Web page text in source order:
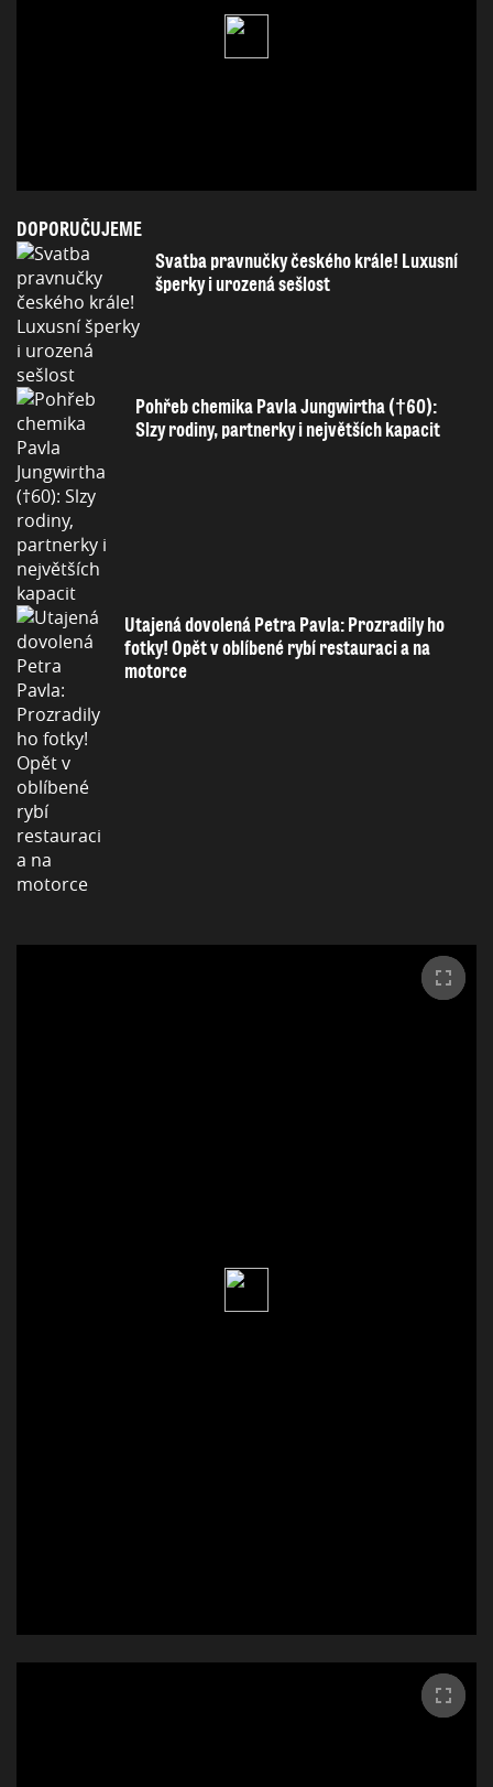
DOPORUČUJEME
Svatba pravnučky českého krále! Luxusní
šperky i urozená sešlost
Pohřeb chemika Pavla Jungwirtha (†60):
Slzy rodiny, partnerky i největších kapacit
Utajená dovolená Petra Pavla: Prozradily ho
fotky! Opět v oblíbené rybí restauraci a na
motorce